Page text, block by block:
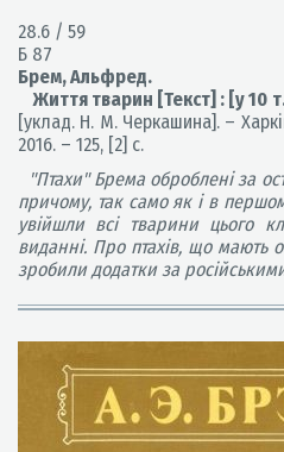
28.6 / 59
Б 87
Брем, Альфред.
Життя тварин [Текст] : [у 10
[уклад. Н. М. Черкашина]. –
2016. – 125, [2] с.
"Птахи" Брема оброблені за
причому, так само як і в
увійшли всі тварини цього
виданні. Про птахів, що мають
зробили додатки за